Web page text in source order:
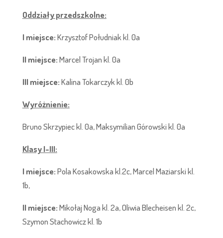
Oddziały przedszkolne:
I miejsce:Krzysztof Południak kl. 0a
II miejsce:Marcel Trojan kl. 0a
III miejsce:Kalina Tokarczyk kl. 0b
Wyróżnienie:
Bruno Skrzypiec kl. 0a, Maksymilian Górowski kl. 0a
Klasy I-III:
I miejsce:Pola Kosakowska kl.2c, Marcel Maziarski kl.
1b,
II miejsce:Mikołaj Noga kl. 2a, Oliwia Blecheisen kl. 2c,
Szymon Stachowicz kl. 1b